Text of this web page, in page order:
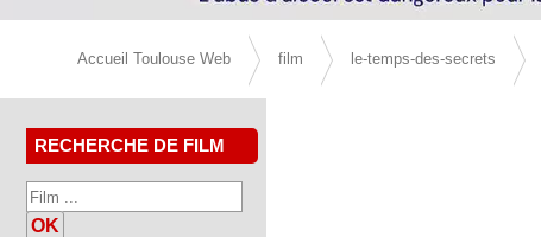
Accueil Toulouse Web film le-temps-des-secrets
RECHERCHE DE FILM
OK